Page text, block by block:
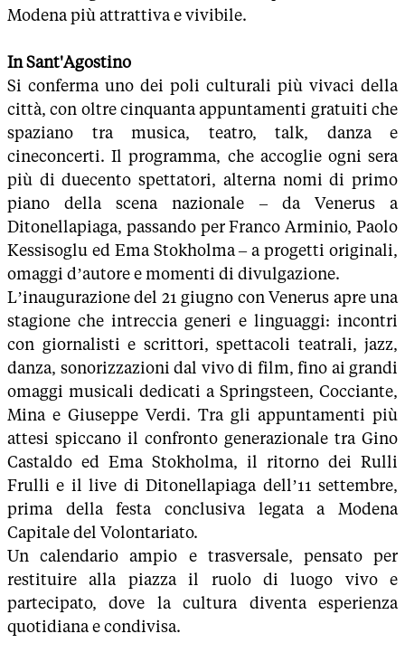
Modena più attrattiva e vivibile.
In Sant'Agostino
Si conferma uno dei poli culturali più vivaci della
città, con oltre cinquanta appuntamenti gratuiti che
spaziano tra musica, teatro, talk, danza e
cineconcerti. Il programma, che accoglie ogni sera
più di duecento spettatori, alterna nomi di primo
piano della scena nazionale – da Venerus a
Ditonellapiaga, passando per Franco Arminio, Paolo
Kessisoglu ed Ema Stokholma – a progetti originali,
omaggi d’autore e momenti di divulgazione.
L’inaugurazione del 21 giugno con Venerus apre una
stagione che intreccia generi e linguaggi: incontri
con giornalisti e scrittori, spettacoli teatrali, jazz,
danza, sonorizzazioni dal vivo di film, fino ai grandi
omaggi musicali dedicati a Springsteen, Cocciante,
Mina e Giuseppe Verdi. Tra gli appuntamenti più
attesi spiccano il confronto generazionale tra Gino
Castaldo ed Ema Stokholma, il ritorno dei Rulli
Frulli e il live di Ditonellapiaga dell’11 settembre,
prima della festa conclusiva legata a Modena
Capitale del Volontariato.
Un calendario ampio e trasversale, pensato per
restituire alla piazza il ruolo di luogo vivo e
partecipato, dove la cultura diventa esperienza
quotidiana e condivisa.